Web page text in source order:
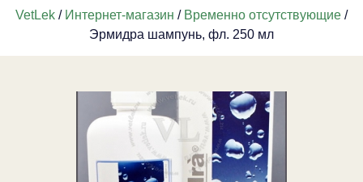
VetLek / Интернет-магазин / Временно отсутствующие /
Эрмидра шампунь, фл. 250 мл